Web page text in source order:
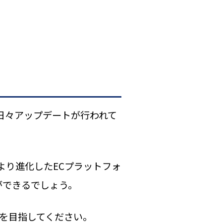
アップデートが行われて
進化したECプラットフォ
きるでしょう。
指してください。